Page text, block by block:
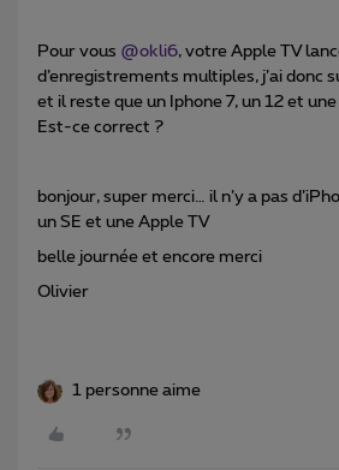
Pour vous @okli6, votre Apple TV
d’enregistrements multiples, j’ai donc
et il reste que un Iphone 7, un 12 et
Est-ce correct ?
bonjour, super merci… il n’y a pas
un SE et une Apple TV
belle journée et encore merci
Olivier
1 personne aime